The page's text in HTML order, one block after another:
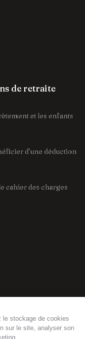
de retraite
et les enfants
d’une déduction
cahier des charges